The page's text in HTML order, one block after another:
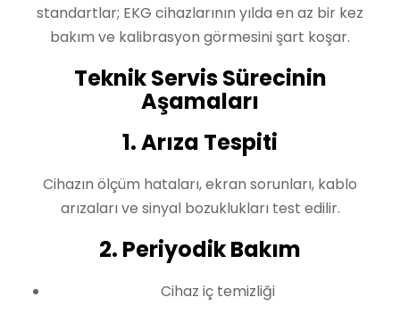
standartlar; EKG cihazlarının yılda en az bir kez
bakım ve kalibrasyon görmesini şart koşar.
Teknik Servis Sürecinin
Aşamaları
1. Arıza Tespiti
Cihazın ölçüm hataları, ekran sorunları, kablo
arızaları ve sinyal bozuklukları test edilir.
2. Periyodik Bakım
Cihaz iç temizliği